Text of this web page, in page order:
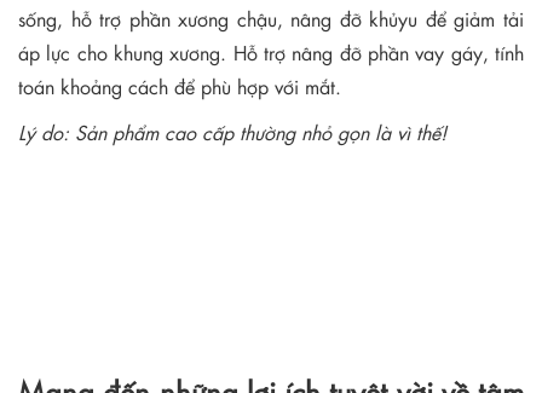
sống, hỗ trợ phần xương chậu, nâng đỡ khủyu để giảm tải
áp lực cho khung xương. Hỗ trợ nâng đỡ phần vay gáy, tính
toán khoảng cách để phù hợp với mắt.
Lý do: Sản phẩm cao cấp thường nhỏ gọn là vì thế!